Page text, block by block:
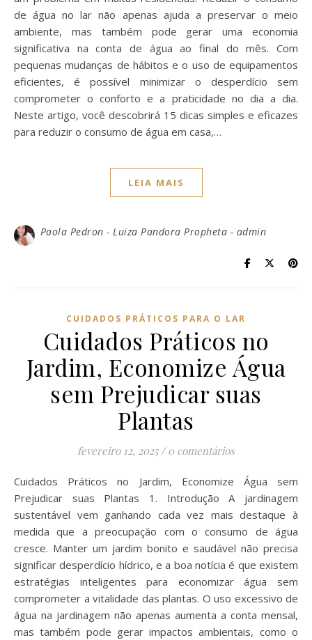
de água no lar não apenas ajuda a preservar o meio
ambiente, mas também pode gerar uma economia
significativa na conta de água ao final do mês. Com
pequenas mudanças de hábitos e o uso de equipamentos
eficientes, é possível minimizar o desperdício sem
comprometer o conforto e a praticidade no dia a dia.
Neste artigo, você descobrirá 15 dicas simples e eficazes
para reduzir o consumo de água em casa,…
LEIA MAIS
Paola Pedron - Luiza Pandora Propheta - admin
CUIDADOS PRÁTICOS PARA O LAR
Cuidados Práticos no
Jardim, Economize Água
sem Prejudicar suas
Plantas
fevereiro 12, 2025 / 0 comentários
Cuidados Práticos no Jardim, Economize Água sem
Prejudicar suas Plantas 1. Introdução A jardinagem
sustentável vem ganhando cada vez mais destaque à
medida que a preocupação com o consumo de água
cresce. Manter um jardim bonito e saudável não precisa
significar desperdício hídrico, e a boa notícia é que existem
estratégias inteligentes para economizar água sem
comprometer a vitalidade das plantas. O uso excessivo de
água na jardinagem não apenas aumenta a conta mensal,
mas também pode gerar impactos ambientais, como o